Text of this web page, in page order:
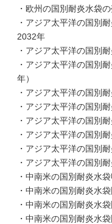
・欧州の国別耐炎水袋
・アジア太平洋の国別
2032年
・アジア太平洋の国別
・アジア太平洋の国別
年）
・アジア太平洋の国別
・アジア太平洋の国別
・アジア太平洋の国別
・アジア太平洋の国別
・アジア太平洋の国別
・アジア太平洋の国別
・中南米の国別耐炎水
・中南米の国別耐炎水
・中南米の国別耐炎水
・中南米の国別耐炎水